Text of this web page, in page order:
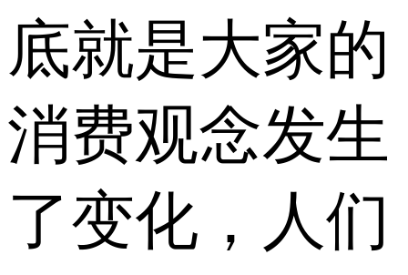
底就是大家的
消费观念发生
了变化，人们